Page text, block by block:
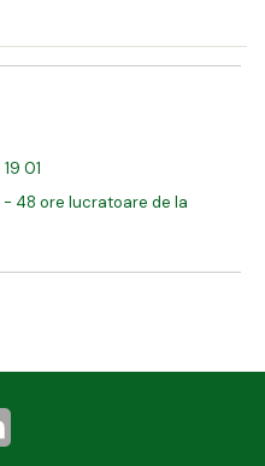
01
48 ore lucratoare de la